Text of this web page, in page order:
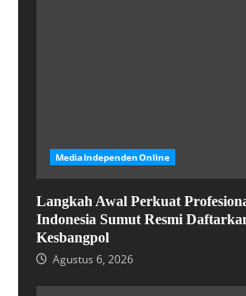
MediaIndependenOnline
Langkah Awal Perkuat
Indonesia Sumut Resmi
Kesbangpol
Agustus 6, 2026